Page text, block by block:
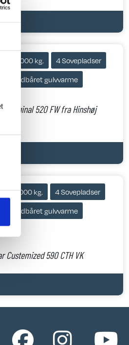
t.v. 2000 kg.
4 Sovepladser
Vandbåret gulvvarme
Original 520 FW fra Hinshøj
t.v. 2000 kg.
4 Sovepladser
Vandbåret gulvvarme
Custemized 590 CTH VK